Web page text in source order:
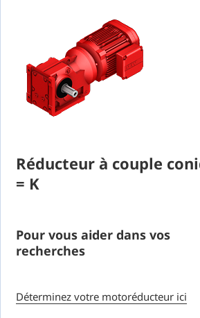
Réducteur à couple
= K
Pour vous aider dans vos
recherches
Déterminez votre motoréducteur ici